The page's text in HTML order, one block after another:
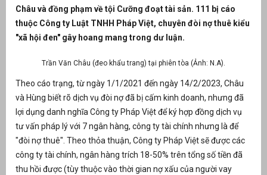
Châu và đồng phạm về tội Cưỡng đoạt tài sản. 111 bị cáo
thuộc Công ty Luật TNHH Pháp Việt, chuyên đòi nợ thuê kiểu
"xã hội đen" gây hoang mang trong dư luận.
Trần Văn Châu (đeo khẩu trang) tại phiên tòa (Ảnh: N.A).
Theo cáo trạng, từ ngày 1/1/2021 đến ngày 14/2/2023, Châu
và Hùng biết rõ dịch vụ đòi nợ đã bị cấm kinh doanh, nhưng đã
lợi dụng danh nghĩa Công ty Pháp Việt để ký hợp đồng dịch vụ
tư vấn pháp lý với 7 ngân hàng, công ty tài chính nhưng là để
"đòi nợ thuê". Theo thỏa thuận, Công ty Pháp Việt sẽ được các
công ty tài chính, ngân hàng trích 18-50% trên tổng số tiền đã
thu hồi được (tùy thuộc vào thời gian nợ xấu của người vay